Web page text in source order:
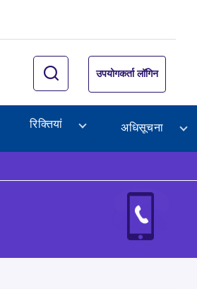
उपयोगकर्ता लॉगिन
रिक्तियां अधिसूचना